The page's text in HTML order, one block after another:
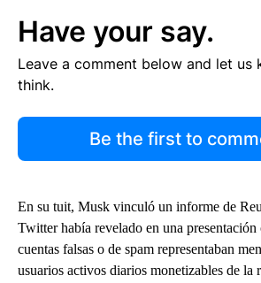
Have your say.
Leave a comment below and let us
think.
Be the first to
En su tuit, Musk vinculó un informe de
Twitter había revelado en una presentación
cuentas falsas o de spam representaban
usuarios activos diarios monetizables de la